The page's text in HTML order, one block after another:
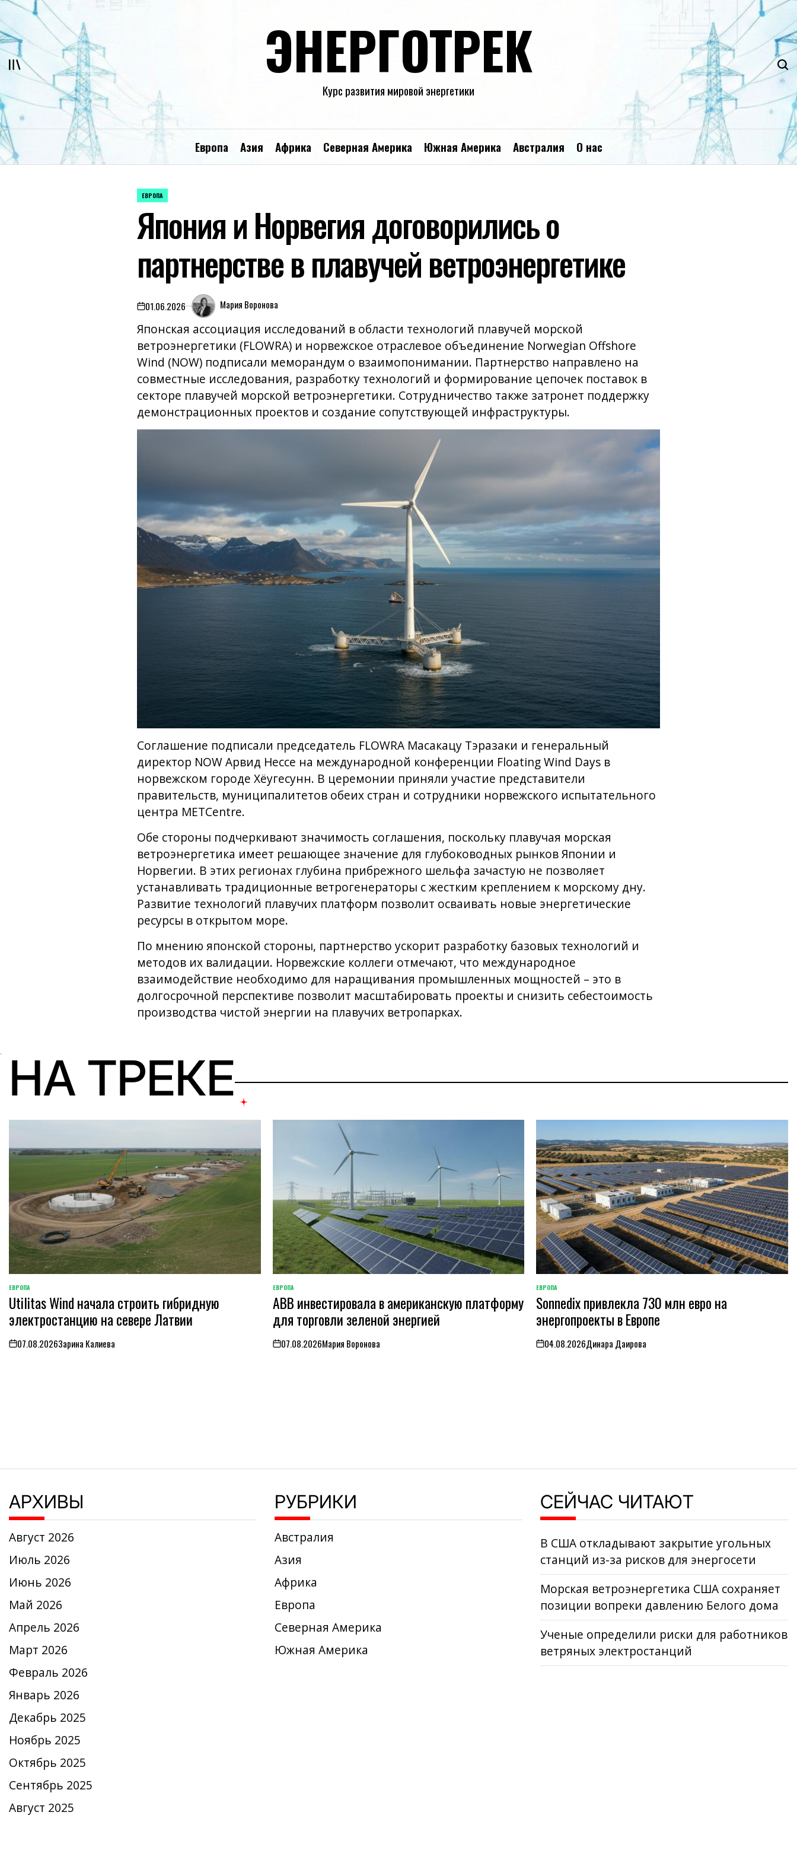
Перейти
к
содержимому
ЭНЕРГОТРЕК
Курс развития мировой энергетики
Европа Азия Африка Северная Америка Южная Америка Австралия О нас
ОПУБЛИКОВАНО
ЕВРОПА
Япония и Норвегия договорились о
партнерстве в плавучей ветроэнергетике
on01.06.2026 Мария Воронова
Японская ассоциация исследований в области технологий плавучей морской
ветроэнергетики (FLOWRA) и норвежское отраслевое объединение Norwegian Offshore
Wind (NOW) подписали меморандум о взаимопонимании. Партнерство направлено на
совместные исследования, разработку технологий и формирование цепочек поставок в
секторе плавучей морской ветроэнергетики. Сотрудничество также затронет поддержку
демонстрационных проектов и создание сопутствующей инфраструктуры.
Соглашение подписали председатель FLOWRA Масакацу Тэразаки и генеральный
директор NOW Арвид Нессе на международной конференции Floating Wind Days в
норвежском городе Хёугесунн. В церемонии приняли участие представители
правительств, муниципалитетов обеих стран и сотрудники норвежского испытательного
центра METCentre.
Обе стороны подчеркивают значимость соглашения, поскольку плавучая морская
ветроэнергетика имеет решающее значение для глубоководных рынков Японии и
Норвегии. В этих регионах глубина прибрежного шельфа зачастую не позволяет
устанавливать традиционные ветрогенераторы с жестким креплением к морскому дну.
Развитие технологий плавучих платформ позволит осваивать новые энергетические
ресурсы в открытом море.
По мнению японской стороны, партнерство ускорит разработку базовых технологий и
методов их валидации. Норвежские коллеги отмечают, что международное
взаимодействие необходимо для наращивания промышленных мощностей – это в
долгосрочной перспективе позволит масштабировать проекты и снизить себестоимость
производства чистой энергии на плавучих ветропарках.
НА ТРЕКЕ
ОПУБЛИКОВАНО
В
ЕВРОПА
Utilitas Wind начала строить гибридную
электростанцию на севере Латвии
on07.08.2026Зарина Калиева
ОПУБЛИКОВАНО
В
ЕВРОПА
ABB инвестировала в американскую платформу
для торговли зеленой энергией
on07.08.2026Мария Воронова
ОПУБЛИКОВАНО
В
ЕВРОПА
Sonnedix привлекла 730 млн евро на
энергопроекты в Европе
on04.08.2026Динара Даирова
АРХИВЫ
Август 2026
Июль 2026
Июнь 2026
Май 2026
Апрель 2026
Март 2026
Февраль 2026
Январь 2026
Декабрь 2025
Ноябрь 2025
Октябрь 2025
Сентябрь 2025
Август 2025
РУБРИКИ
Австралия
Азия
Африка
Европа
Северная Америка
Южная Америка
СЕЙЧАС ЧИТАЮТ
В США откладывают закрытие угольных
станций из-за рисков для энергосети
Морская ветроэнергетика США сохраняет
позиции вопреки давлению Белого дома
Ученые определили риски для работников
ветряных электростанций